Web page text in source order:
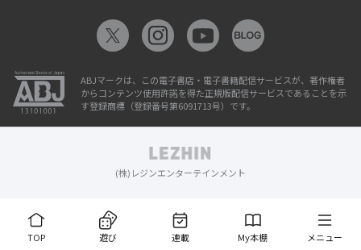
TOP 遊び 連載 My本棚 メニュー
ABJマークは、この電子書店・電子書籍配信サービスが、著作権者
からコンテンツ使用許諾を得た正規版配信サービスであることを示
す登録商標（登録番号第6091713号）です。
(株)レジンエンターテインメント